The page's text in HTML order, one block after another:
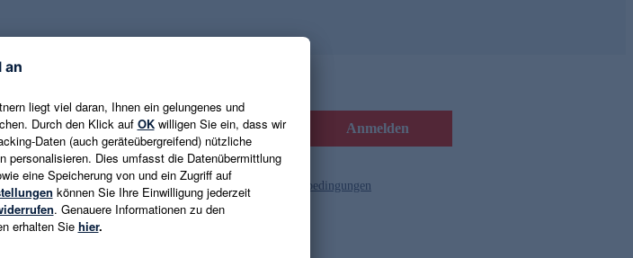
E-Mail-Adresse eingeben Anmelden
Es gelten die Datenschutzrichtlinien und die Gutscheinbedingungen